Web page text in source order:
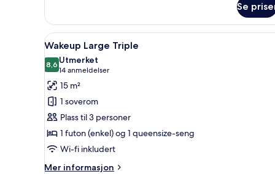
Se
Åpne
alle
bildene
av
Wakeup
Large
Triple
Allergitestet sengetøy,
7
Wakeup Large Triple
8,68,6 av 10
Utmerket
14 anmeldelser
(14
anmeldelser)
15 m²
1 soverom
Plass til 3 personer
1 futon (enkel) og 1 queensize-seng
Wi-fi inkludert
Mer informasjon
Mer